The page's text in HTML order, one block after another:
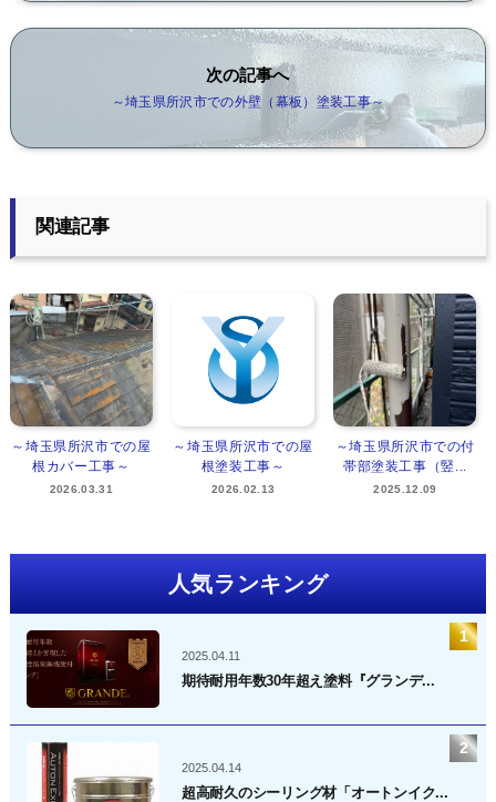
次の記事へ
～埼玉県所沢市での外壁（幕板）塗装工事～
関連記事
～埼玉県所沢市での屋
根カバー工事～
2026.03.31
～埼玉県所沢市での屋
根塗装工事～
2026.02.13
～埼玉県所沢市での付
帯部塗装工事（竪...
2025.12.09
人気ランキング
2025.04.11
期待耐用年数30年超え塗料『グランデ...
2025.04.14
超高耐久のシーリング材「オートンイク...